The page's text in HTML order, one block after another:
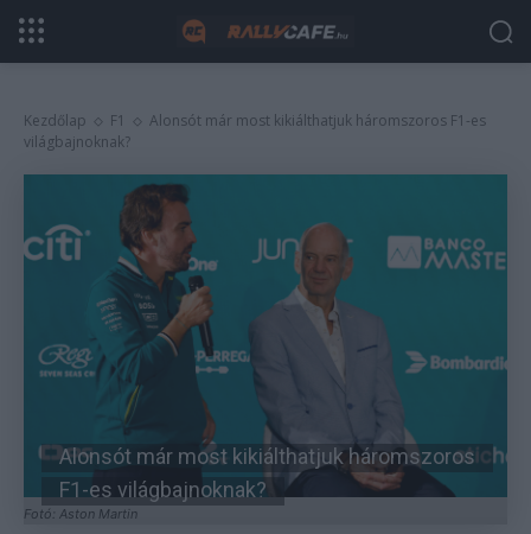
Kezdőlap F1
Alonsót már most kikiálthatjuk háromszoros F1-es
világbajnoknak?
Fotó: Aston Martin
Alonsót már most kikiálthatjuk háromszoros
F1-es világbajnoknak?